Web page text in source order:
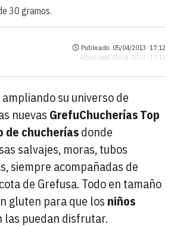
30 gramos.
Publicado: 05/04/2013 ·17:12
Actualizado: 05/04/2013 · 17:12
su universo de
nuevas GrefuChucherías Top
de chucheríasdonde
salvajes, moras, tubos
siempre acompañadas de
de Grefusa. Todo en tamaño
gluten para que los niños
las puedan disfrutar.